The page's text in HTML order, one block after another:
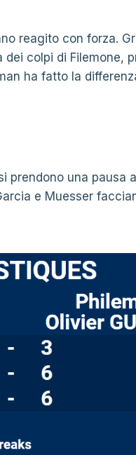
reagito con forza.
colpi di Filemone,
ha fatto la
prendono una pausa a
e Muesser